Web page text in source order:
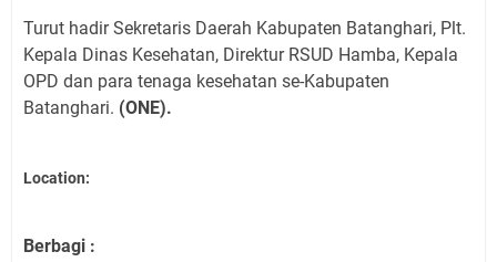
Turut hadir Sekretaris Daerah Kabupaten Batanghari, Plt.
Kepala Dinas Kesehatan, Direktur RSUD Hamba, Kepala
OPD dan para tenaga kesehatan se-Kabupaten
Batanghari. (ONE).
Location:
Berbagi :